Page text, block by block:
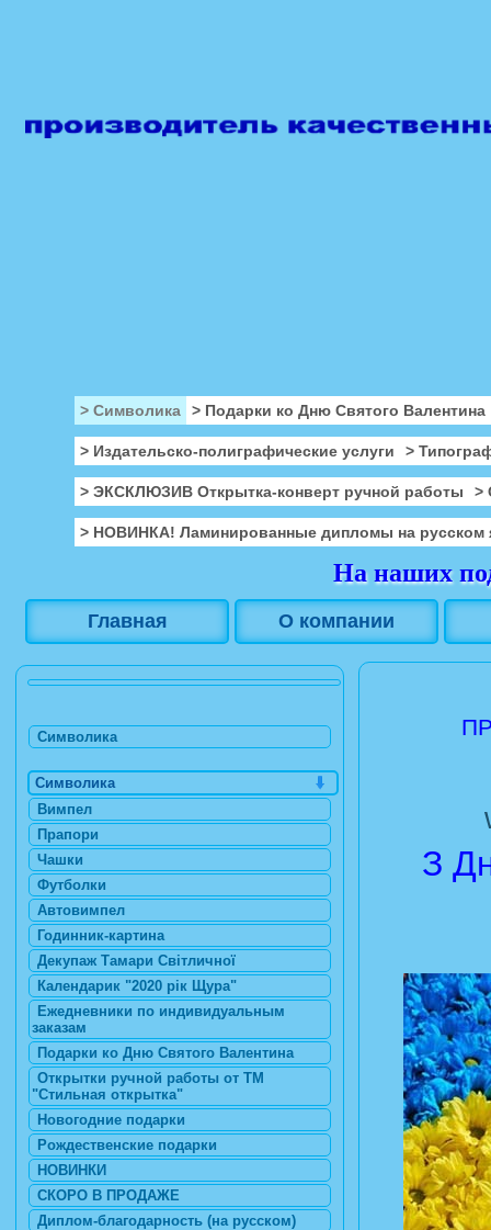
> Символика > Подарки ко Дню Святого Валентина
> Издательско-полиграфические услуги >
> ЭКСКЛЮЗИВ Открытка-конверт ручной работы >
> НОВИНКА! Ламинированные дипломы на русском
На наших
Главная О компании
З
Символика
Символика
Вимпел
Прапори
Чашки
Футболки
Автовимпел
Годинник-картина
Декупаж Тамари Світличної
Календарик "2020 рік Щура"
Ежедневники по индивидуальным
заказам
Подарки ко Дню Святого Валентина
Открытки ручной работы от ТМ
"Стильная открытка"
Новогодние подарки
Рождественские подарки
НОВИНКИ
СКОРО В ПРОДАЖЕ
Диплом-благодарность (на русском)